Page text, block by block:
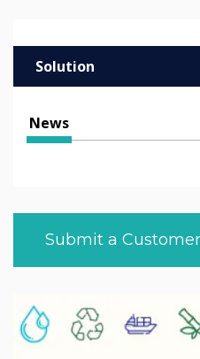
Solution
Healthcare
Trade
News
CUSTOMER STORIES
BLOG
LEARN AT HOME
PRODUCT NEWS
Submit a